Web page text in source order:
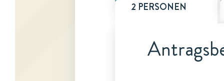
2 PERSONEN